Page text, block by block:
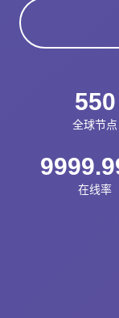
550
全球节点
在线率